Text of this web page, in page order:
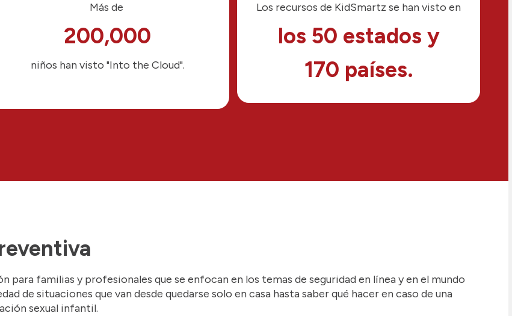
Más de
200,000
niños han visto "Into the Cloud".
Los recursos de KidSmartz se han visto en
los 50 estados y
170 países.
familias y profesionales que se enfocan en los temas de seguridad en línea y en el mundo
de situaciones que van desde quedarse solo en casa hasta saber qué hacer en caso de una
sexual infantil.